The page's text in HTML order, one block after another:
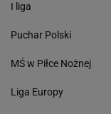
I liga
Puchar Polski
MŚ w Piłce Nożnej
Liga Europy